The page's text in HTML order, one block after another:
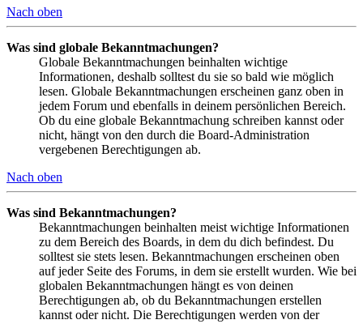
Nach oben
Was sind globale Bekanntmachungen?
Globale Bekanntmachungen beinhalten wichtige
Informationen, deshalb solltest du sie so bald wie möglich
lesen. Globale Bekanntmachungen erscheinen ganz oben in
jedem Forum und ebenfalls in deinem persönlichen Bereich.
Ob du eine globale Bekanntmachung schreiben kannst oder
nicht, hängt von den durch die Board-Administration
vergebenen Berechtigungen ab.
Nach oben
Was sind Bekanntmachungen?
Bekanntmachungen beinhalten meist wichtige Informationen
zu dem Bereich des Boards, in dem du dich befindest. Du
solltest sie stets lesen. Bekanntmachungen erscheinen oben
auf jeder Seite des Forums, in dem sie erstellt wurden. Wie bei
globalen Bekanntmachungen hängt es von deinen
Berechtigungen ab, ob du Bekanntmachungen erstellen
kannst oder nicht. Die Berechtigungen werden von der